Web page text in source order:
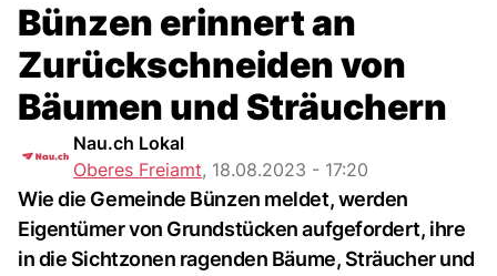
Bünzen erinnert an
Zurückschneiden von
Bäumen und Sträuchern
Nau.ch Lokal
Oberes Freiamt, 18.08.2023 - 17:20
Wie die Gemeinde Bünzen meldet, werden
Eigentümer von Grundstücken aufgefordert, ihre
in die Sichtzonen ragenden Bäume, Sträucher und